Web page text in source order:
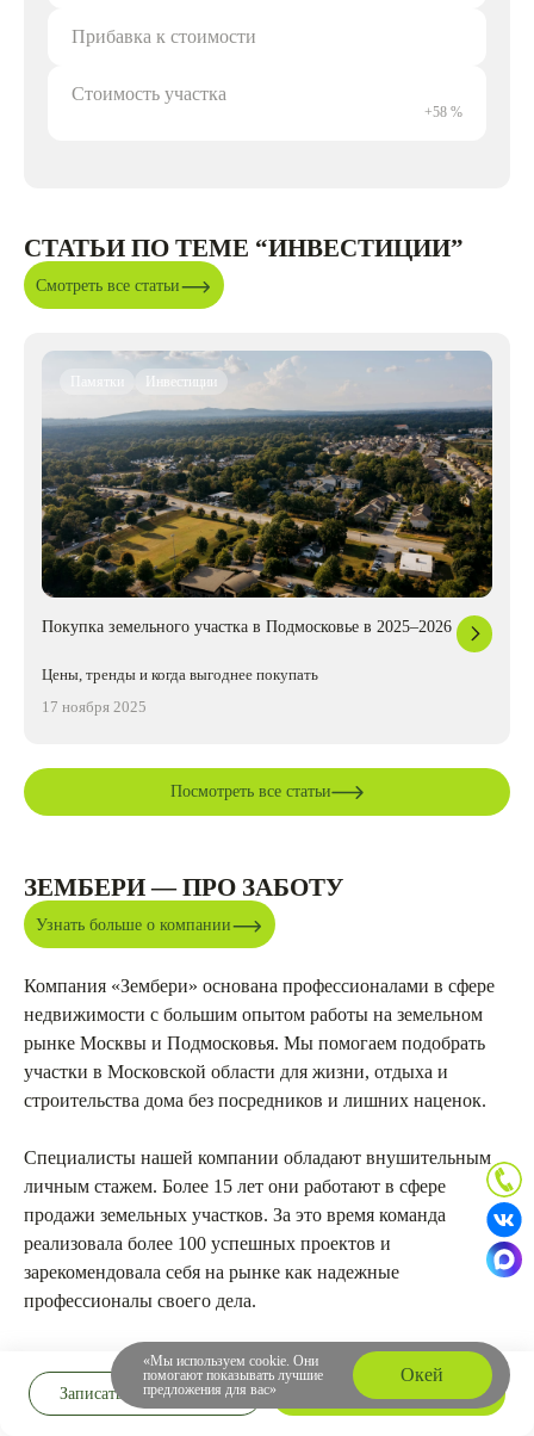
Прибавка к стоимости
Стоимость участка
+58 %
СТАТЬИ ПО ТЕМЕ “ИНВЕСТИЦИИ”
Смотреть все статьи
Памятки Инвестиции
Покупка земельного участка в Подмосковье в 2025–2026
Цены, тренды и когда выгоднее покупать
17 ноября 2025
Посмотреть все статьи
ЗЕМБЕРИ — ПРО ЗАБОТУ
Узнать больше о компании
Компания «Зембери» основана профессионалами в сфере
недвижимости с большим опытом работы на земельном
рынке Москвы и Подмосковья. Мы помогаем подобрать
участки в Московской области для жизни, отдыха и
строительства дома без посредников и лишних наценок.
Специалисты нашей компании обладают внушительным
личным стажем. Более 15 лет они работают в сфере
продажи земельных участков. За это время команда
реализовала более 100 успешных проектов и
зарекомендовала себя на рынке как надежные
профессионалы своего дела.
Компания «Зембери» работает без посредников. Мы не
приветствуем лишние накрутки и стремимся предлагать
понятные условия покупки. Наша задача — помочь вам
Записаться на просмотр Забронировать
«Мы используем cookie. Они
помогают показывать лучшие
предложения для вас»
Окей